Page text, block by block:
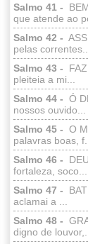
Salmo 41 -
que atende ao
Salmo 42 -
pelas correntes...
Salmo 43 -
pleiteia a mi...
Salmo 44 - Ó
nossos ouvido...
Salmo 45 - O
palavras boas, f...
Salmo 46 -
fortaleza, soco...
Salmo 47 -
aclamai a ...
Salmo 48 -
digno de louvor,...